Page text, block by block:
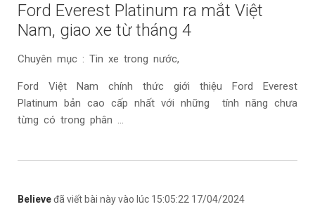
Ford Everest Platinum ra mắt Việt
Nam, giao xe từ tháng 4
Chuyên mục : Tin xe trong nước,
Ford Việt Nam chính thức giới thiệu Ford Everest
Platinum bản cao cấp nhất với những tính năng chưa
từng có trong phân ...
Believeđã viết bài này vào lúc 15:05:22 17/04/2024